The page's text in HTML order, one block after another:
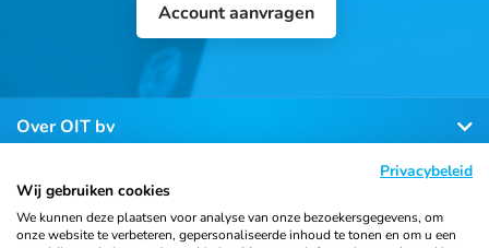
Account aanvragen
Over OIT bv
Klantenservice
Privacybeleid
Wij gebruiken cookies
We kunnen deze plaatsen voor analyse van onze bezoekersgegevens, om
onze website te verbeteren, gepersonaliseerde inhoud te tonen en om u een